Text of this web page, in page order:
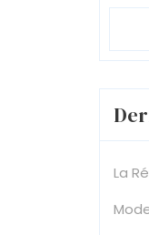
La